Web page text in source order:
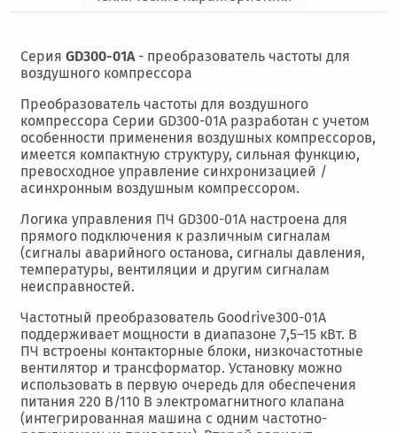
СерияGD300-01A- преобразователь частоты для
воздушного компрессора
Преобразователь частоты для воздушного
компрессора Серии GD300-01A разработан с учетом
особенности применения воздушных компрессоров,
имеется компактную структуру, сильная функцию,
превосходное управление синхронизацией /
асинхронным воздушным компрессором.
Логика управления ПЧ GD300-01A настроена для
прямого подключения к различным сигналам
(сигналы аварийного останова, сигналы давления,
температуры, вентиляции и другим сигналам
неисправностей.
Частотный преобразователь Goodrive300-01A
поддерживает мощности в диапазоне 7,5–15 кВт. В
ПЧ встроены контакторные блоки, низкочастотные
вентилятор и трансформатор. Установку можно
использовать в первую очередь для обеспечения
питания 220 В/110 В электромагнитного клапана
(интегрированная машина с одним частотно-